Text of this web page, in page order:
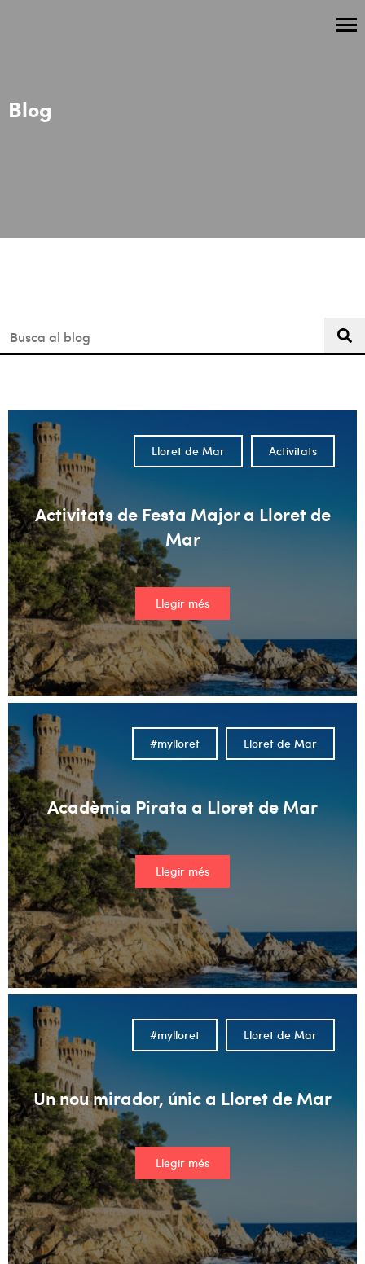
Blog
Aquest és un camp de cerca amb una funció de
Activitats de Festa Major a Lloret de
Mar
Llegir més
Activitats
Lloret de Mar
Acadèmia Pirata a Lloret de Mar
Llegir més
Lloret de Mar
#mylloret
Un nou mirador, únic a Lloret de Mar
Llegir més
Lloret de Mar
#mylloret